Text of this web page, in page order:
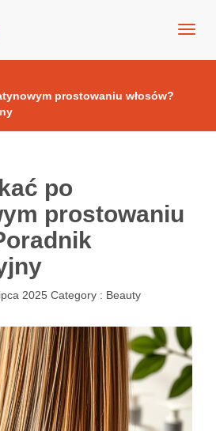
prostowaniu włosów?
po
prostowaniu
2025 Category : Beauty